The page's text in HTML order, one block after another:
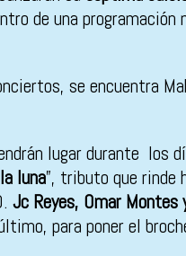
de una
se encuentra
lugar durante los
luna”, tributo que rinde
Jc Reyes, Omar Montes
para poner el